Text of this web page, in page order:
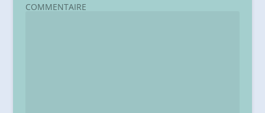
COMMENTAIRE